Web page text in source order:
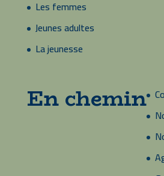
Les femmes
Jeunes adultes
La jeunesse
En chemin